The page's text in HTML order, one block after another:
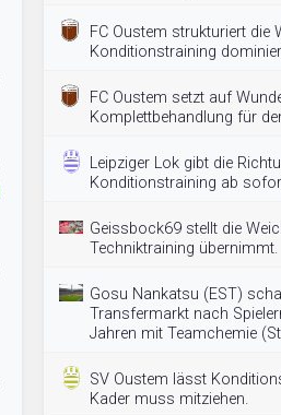
FC Oustem strukturiert die
Konditionstraining
FC Oustem setzt auf
Komplettbehandlung für
Leipziger Lok gibt die
Konditionstraining ab
Geissbock69 stellt die
Techniktraining übernimmt.
Gosu Nankatsu (EST)
Transfermarkt nach
Jahren mit Teamchemie
SV Oustem lässt
Kader muss mitziehen.